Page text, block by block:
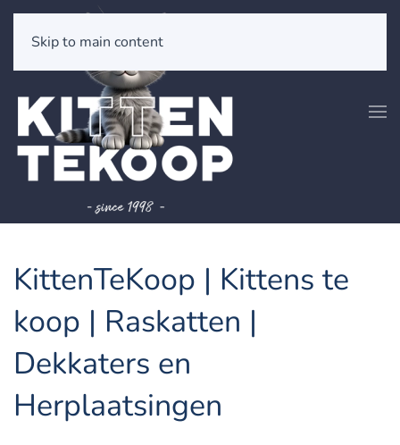
Skip to main content
KittenTeKoop | Kittens te
koop | Raskatten |
Dekkaters en
Herplaatsingen